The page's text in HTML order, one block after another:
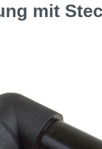
mit